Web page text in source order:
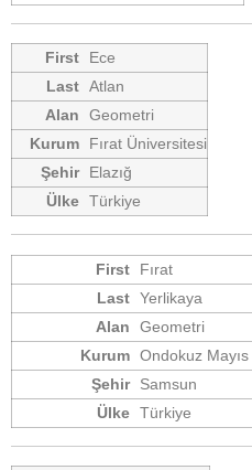
Ece
Atlan
Geometri
Fırat Üniversitesi
Elazığ
Türkiye
Fırat
Yerlikaya
Geometri
Ondokuz
Samsun
Türkiye